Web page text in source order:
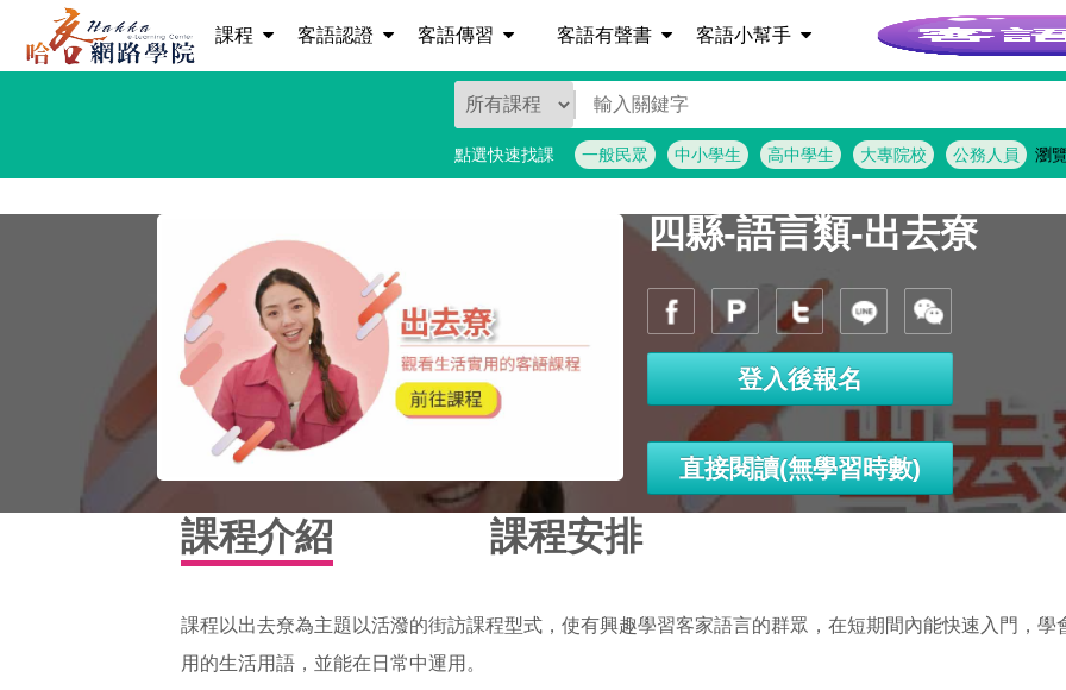
課程 客語認證 客語傳習 客語有聲書 客語小幫手
客語詞彙查詢
點選快速找課 一般民眾 中小學生 高中學生 大專院校 公務人員 瀏
四縣-語言類-出去尞
登入後報名
直接閱讀(無學習時數)
課程介紹 課程安排
課程以出去尞為主題以活潑的街訪課程型式，使有興趣學習客家語言的群眾，在短期間內能快速入門，學
用的生活用語，並能在日常中運用。